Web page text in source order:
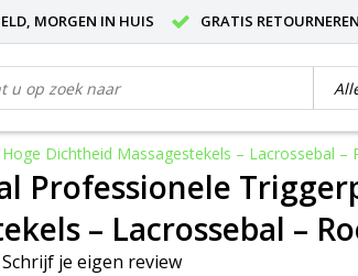
MORGEN IN HUIS GRATIS
Dichtheid Massagestekels – Lacrossebal –
Professionele
– Lacrossebal –
Schrijf je eigen review